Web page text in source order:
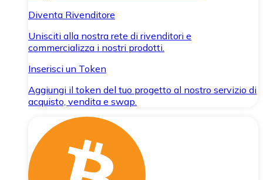
Diventa Rivenditore
Unisciti alla nostra rete di rivenditori e
commercializza i nostri prodotti.
Inserisci un Token
Aggiungi il token del tuo progetto al nostro servizio di
acquisto, vendita e swap.